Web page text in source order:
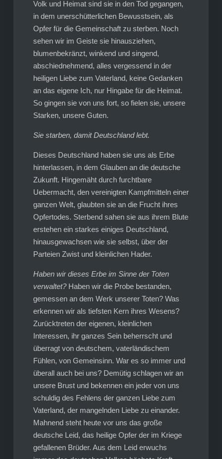
Volk und Heimat sind sie in den Tod gegangen,
in dem unerschütterlichen Bewusstsein, als
Opfer für die Gemeinschaft zu sterben. Noch
sehen wir im Geiste sie hinausziehen,
blumenbekränzt, winkend und singend,
abschiednehmend, alles vergessend in der
heiligen Liebe zum Vaterland, keine Gedanken
an das eigene Ich, nur Hingabe für die Heimat.
So gingen sie von uns fort, so fielen sie, unsere
Starken, unsere Guten.
Sie starben, damit Deutschland lebt.
Dieses Deutschland haben sie uns als Erbe
hinterlassen, in dem Glauben an die deutsche
Zukunft. Hingemäht durch furchtbare
Uebermacht, den vereinigten Kampfmitteln einer
ganzen Welt, glaubten sie an die Frucht ihres
Opfertodes. Sterbend sahen sie aus ihrem Blute
erstehen ein starkes einiges Deutschland,
hinausgewachsen wie sie selbst, über der
Parteien Zwist und kleinlichen Hader.
Haben wir dieses Erbe im Sinne der Toten
verwaltet?Haben wir die Probe bestanden,
gemessen an dem Werk unserer Toten? Was
erkennen wir als tiefsten Kern ihres Wesens?
Zurücktreten der eigenen, kleinlichen
Interessen, ihr ganzes Sein beherrscht und
überragt von deutschem, vaterländischem
Fühlen, von Gemeinsinn. War es so immer und
überall auch bei uns? Demütig schlagen wir an
unsere Brust und bekennen ein jeder von uns
schuldig des Fehlens der ganzen Liebe zum
Vaterland, der mangelnden Liebe zu einander.
Mahnend steht heute vor uns das große
deutsche Leid, das heilige Opfer der im Kriege
gefallenen Brüder. Aus dem Leid erwuchs